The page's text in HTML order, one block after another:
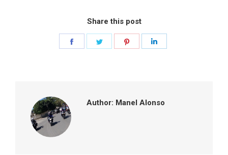
Share this post
Author: Manel Alonso